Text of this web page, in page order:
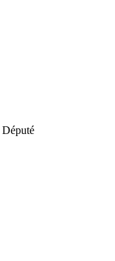
Député